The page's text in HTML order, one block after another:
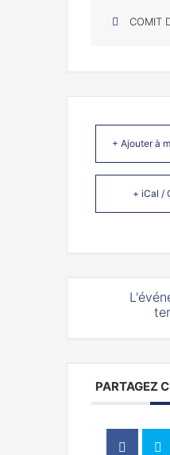
COMIT
+ Ajouter à
+ iCal /
PARTAGEZ